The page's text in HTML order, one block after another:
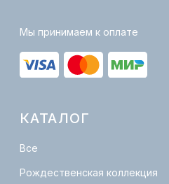
info@lovelymam.ru
Публичная оферта